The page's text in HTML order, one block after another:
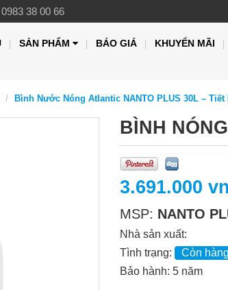
0983 38 00 66
SẢN PHẨM BÁO GIÁ KHUYẾN MÃI
Bình Nước Nóng Atlantic NANTO PLUS 30L –
BÌNH
3.691.000
MSP: NANTO
Nhà sản xuất:
Tình trạng:
Còn hàng
Bảo hành: 5 năm